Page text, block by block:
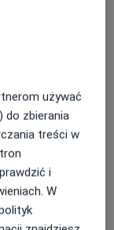
używać
do zbierania
treści w
i
W